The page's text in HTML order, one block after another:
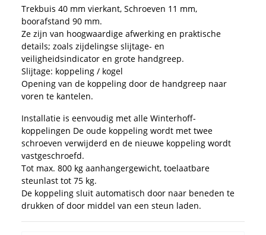
Trekbuis 40 mm vierkant, Schroeven 11 mm,
boorafstand 90 mm.
Ze zijn van hoogwaardige afwerking en praktische
details; zoals zijdelingse slijtage- en
veiligheidsindicator en grote handgreep.
Slijtage: koppeling / kogel
Opening van de koppeling door de handgreep naar
voren te kantelen.
Installatie is eenvoudig met alle Winterhoff-
koppelingen De oude koppeling wordt met twee
schroeven verwijderd en de nieuwe koppeling wordt
vastgeschroefd.
Tot max. 800 kg aanhangergewicht, toelaatbare
steunlast tot 75 kg.
De koppeling sluit automatisch door naar beneden te
drukken of door middel van een steun laden.